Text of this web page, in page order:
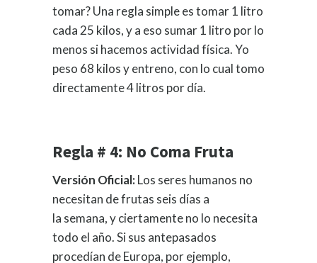
tomar? Una regla simple es tomar 1 litro
cada 25 kilos, y a eso sumar 1 litro por lo
menos si hacemos actividad física. Yo
peso 68 kilos y entreno, con lo cual tomo
directamente 4 litros por día.
Regla # 4: No Coma Fruta
Versión Oficial:Los seres humanos no
necesitan de frutas seis días a
la semana, y ciertamente no lo necesita
todo el año. Si sus antepasados
procedían de Europa, por ejemplo,